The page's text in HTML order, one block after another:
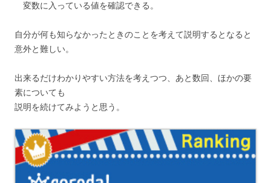
変数に入っている値を確認できる。
自分が何も知らなかったときのことを考えて説明するとなると
意外と難しい。
出来るだけわかりやすい方法を考えつつ、あと数回、ほかの要
素についても
説明を続けてみようと思う。